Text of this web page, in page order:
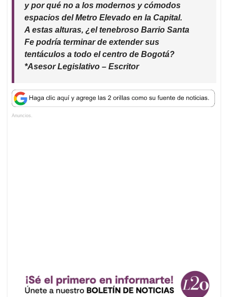
y por qué no a los modernos y cómodos
espacios del Metro Elevado en la Capital.
A estas alturas, ¿el tenebroso Barrio Santa
Fe podría terminar de extender sus
tentáculos a todo el centro de Bogotá?
*Asesor Legislativo – Escritor
Anuncios.